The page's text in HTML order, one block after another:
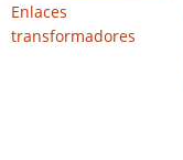
Enlaces
transformadores